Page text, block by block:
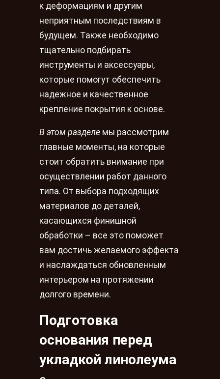
к деформациям и другим
неприятным последствиям в
будущем. Также необходимо
тщательно подбирать
инструменты и аксессуары,
которые помогут обеспечить
надежное и качественное
крепление покрытия к основе.
В этом разделе мы рассмотрим
главные моменты, на которые
стоит обратить внимание при
осуществлении работ данного
типа. От выбора подходящих
материалов до деталей,
касающихся финишной
обработки – все это поможет
вам достичь желаемого эффекта
и наслаждаться обновленным
интерьером на протяжении
долгого времени.
Подготовка
основания перед
укладкой линолеума